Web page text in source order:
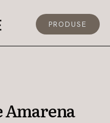
PRODUSE
Amarena